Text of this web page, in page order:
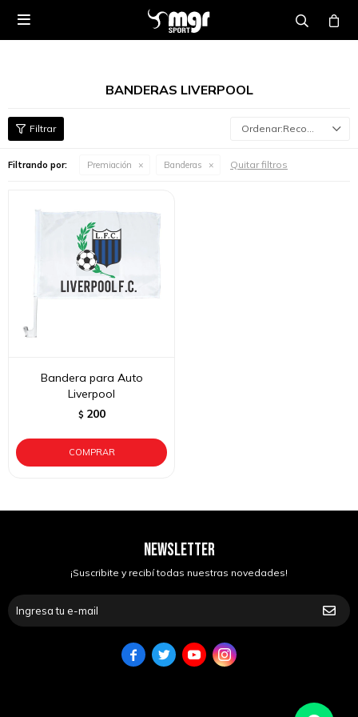

BANDERAS LIVERPOOL
Recomendados
Filtrando por: Premiación Banderas Quitar filtros
Bandera para Auto
Liverpool
$ 200
NEWSLETTER
¡Suscribite y recibí todas nuestras novedades!
   